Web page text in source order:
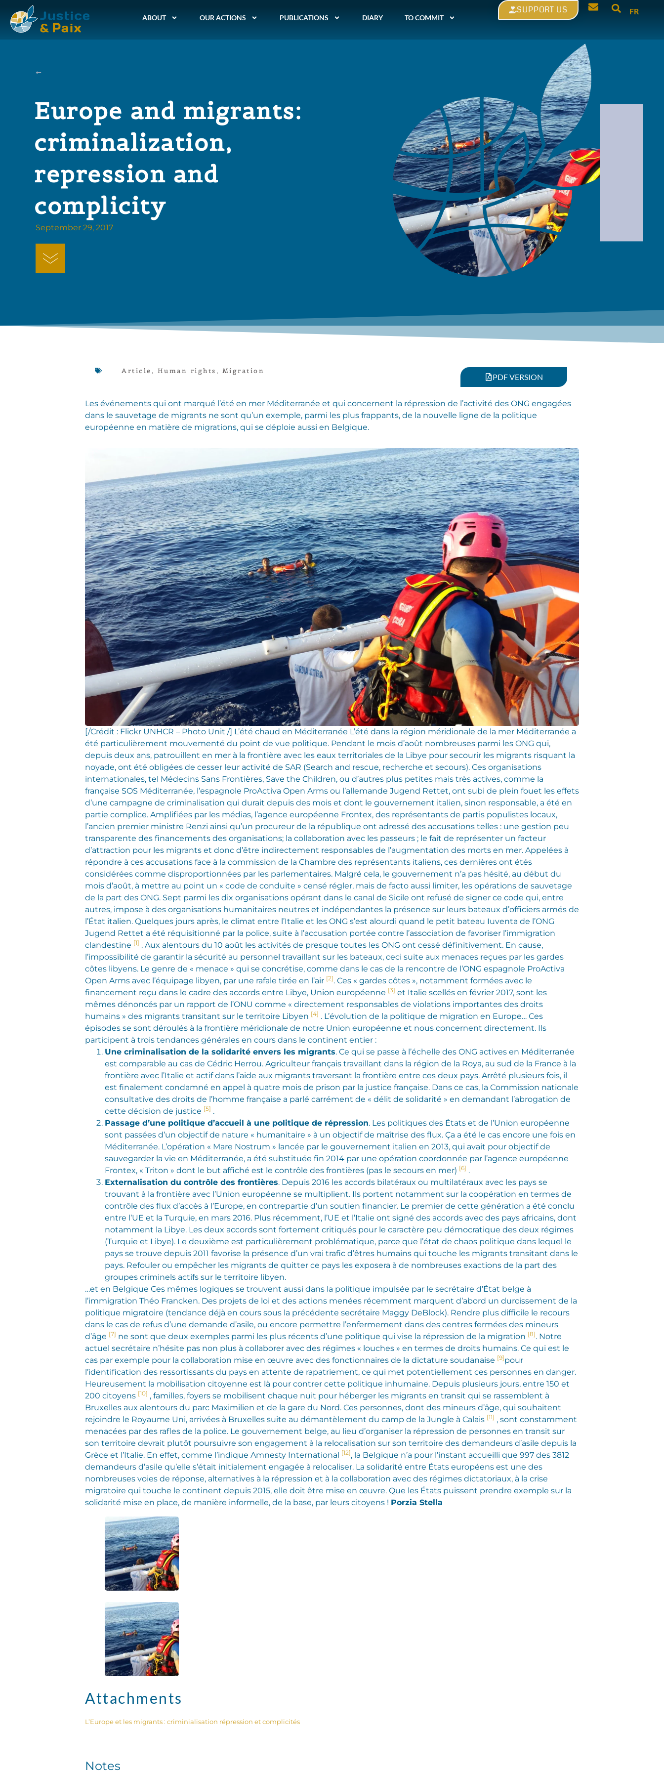
ABOUT OUR ACTIONS PUBLICATIONS DIARY TO COMMIT
SUPPORT US FR
Europe and migrants:
criminalization,
repression and
complicity
September 29, 2017
Article , Human rights , Migration
PDF VERSION
Les événements qui ont marqué l’été en mer Méditerranée et qui concernent la répression de l’activité des ONG engagées
dans le sauvetage de migrants ne sont qu’un exemple, parmi les plus frappants, de la nouvelle ligne de la politique
européenne en matière de migrations, qui se déploie aussi en Belgique.
[/Crédit : Flickr UNHCR – Photo Unit /] L’été chaud en Méditerranée L’été dans la région méridionale de la mer Méditerranée a
été particulièrement mouvementé du point de vue politique. Pendant le mois d’août nombreuses parmi les ONG qui,
depuis deux ans, patrouillent en mer à la frontière avec les eaux territoriales de la Libye pour secourir les migrants risquant la
noyade, ont été obligées de cesser leur activité de SAR (Search and rescue, recherche et secours). Ces organisations
internationales, tel Médecins Sans Frontières, Save the Children, ou d’autres plus petites mais très actives, comme la
française SOS Méditerranée, l’espagnole ProActiva Open Arms ou l’allemande Jugend Rettet, ont subi de plein fouet les effets
d’une campagne de criminalisation qui durait depuis des mois et dont le gouvernement italien, sinon responsable, a été en
partie complice. Amplifiées par les médias, l’agence européenne Frontex, des représentants de partis populistes locaux,
l’ancien premier ministre Renzi ainsi qu’un procureur de la république ont adressé des accusations telles : une gestion peu
transparente des financements des organisations; la collaboration avec les passeurs ; le fait de représenter un facteur
d’attraction pour les migrants et donc d’être indirectement responsables de l’augmentation des morts en mer. Appelées à
répondre à ces accusations face à la commission de la Chambre des représentants italiens, ces dernières ont étés
considérées comme disproportionnées par les parlementaires. Malgré cela, le gouvernement n’a pas hésité, au début du
mois d’août, à mettre au point un « code de conduite » censé régler, mais de facto aussi limiter, les opérations de sauvetage
de la part des ONG. Sept parmi les dix organisations opérant dans le canal de Sicile ont refusé de signer ce code qui, entre
autres, impose à des organisations humanitaires neutres et indépendantes la présence sur leurs bateaux d’officiers armés de
l’État italien. Quelques jours après, le climat entre l’Italie et les ONG s’est alourdi quand le petit bateau Iuventa de l’ONG
Jugend Rettet a été réquisitionné par la police, suite à l’accusation portée contre l’association de favoriser l’immigration
clandestine [1] . Aux alentours du 10 août les activités de presque toutes les ONG ont cessé définitivement. En cause,
l’impossibilité de garantir la sécurité au personnel travaillant sur les bateaux, ceci suite aux menaces reçues par les gardes
côtes libyens. Le genre de « menace » qui se concrétise, comme dans le cas de la rencontre de l’ONG espagnole ProActiva
Open Arms avec l’équipage libyen, par une rafale tirée en l’air [2]. Ces « gardes côtes », notamment formées avec le
financement reçu dans le cadre des accords entre Libye, Union européenne [3] et Italie scellés en février 2017, sont les
mêmes dénoncés par un rapport de l’ONU comme « directement responsables de violations importantes des droits
humains » des migrants transitant sur le territoire Libyen [4] . L’évolution de la politique de migration en Europe… Ces
épisodes se sont déroulés à la frontière méridionale de notre Union européenne et nous concernent directement. Ils
participent à trois tendances générales en cours dans le continent entier :
Une criminalisation de la solidarité envers les migrants. Ce qui se passe à l’échelle des ONG actives en Méditerranée
est comparable au cas de Cédric Herrou. Agriculteur français travaillant dans la région de la Roya, au sud de la France à la
frontière avec l’Italie et actif dans l’aide aux migrants traversant la frontière entre ces deux pays. Arrêté plusieurs fois, il
est finalement condamné en appel à quatre mois de prison par la justice française. Dans ce cas, la Commission nationale
consultative des droits de l’homme française a parlé carrément de « délit de solidarité » en demandant l’abrogation de
cette décision de justice [5] .
Passage d’une politique d’accueil à une politique de répression. Les politiques des États et de l’Union européenne
sont passées d’un objectif de nature « humanitaire » à un objectif de maîtrise des flux. Ça a été le cas encore une fois en
Méditerranée. L’opération « Mare Nostrum » lancée par le gouvernement italien en 2013, qui avait pour objectif de
sauvegarder la vie en Méditerranée, a été substituée fin 2014 par une opération coordonnée par l’agence européenne
Frontex, « Triton » dont le but affiché est le contrôle des frontières (pas le secours en mer) [6] .
Externalisation du contrôle des frontières. Depuis 2016 les accords bilatéraux ou multilatéraux avec les pays se
trouvant à la frontière avec l’Union européenne se multiplient. Ils portent notamment sur la coopération en termes de
contrôle des flux d’accès à l’Europe, en contrepartie d’un soutien financier. Le premier de cette génération a été conclu
entre l’UE et la Turquie, en mars 2016. Plus récemment, l’UE et l’Italie ont signé des accords avec des pays africains, dont
notamment la Libye. Les deux accords sont fortement critiqués pour le caractère peu démocratique des deux régimes
(Turquie et Libye). Le deuxième est particulièrement problématique, parce que l’état de chaos politique dans lequel le
pays se trouve depuis 2011 favorise la présence d’un vrai trafic d’êtres humains qui touche les migrants transitant dans le
pays. Refouler ou empêcher les migrants de quitter ce pays les exposera à de nombreuses exactions de la part des
groupes criminels actifs sur le territoire libyen.
…et en Belgique Ces mêmes logiques se trouvent aussi dans la politique impulsée par le secrétaire d’État belge à
l’immigration Théo Francken. Des projets de loi et des actions menées récemment marquent d’abord un durcissement de la
politique migratoire (tendance déjà en cours sous la précédente secrétaire Maggy DeBlock). Rendre plus difficile le recours
dans le cas de refus d’une demande d’asile, ou encore permettre l’enfermement dans des centres fermées des mineurs
d’âge [7] ne sont que deux exemples parmi les plus récents d’une politique qui vise la répression de la migration [8]. Notre
actuel secrétaire n’hésite pas non plus à collaborer avec des régimes « louches » en termes de droits humains. Ce qui est le
cas par exemple pour la collaboration mise en œuvre avec des fonctionnaires de la dictature soudanaise [9]pour
l’identification des ressortissants du pays en attente de rapatriement, ce qui met potentiellement ces personnes en danger.
Heureusement la mobilisation citoyenne est là pour contrer cette politique inhumaine. Depuis plusieurs jours, entre 150 et
200 citoyens [10] , familles, foyers se mobilisent chaque nuit pour héberger les migrants en transit qui se rassemblent à
Bruxelles aux alentours du parc Maximilien et de la gare du Nord. Ces personnes, dont des mineurs d’âge, qui souhaitent
rejoindre le Royaume Uni, arrivées à Bruxelles suite au démantèlement du camp de la Jungle à Calais [11] , sont constamment
menacées par des rafles de la police. Le gouvernement belge, au lieu d’organiser la répression de personnes en transit sur
son territoire devrait plutôt poursuivre son engagement à la relocalisation sur son territoire des demandeurs d’asile depuis la
Grèce et l’Italie. En effet, comme l’indique Amnesty International [12], la Belgique n’a pour l’instant accueilli que 997 des 3812
demandeurs d’asile qu’elle s’était initialement engagée à relocaliser. La solidarité entre États européens est une des
nombreuses voies de réponse, alternatives à la répression et à la collaboration avec des régimes dictatoriaux, à la crise
migratoire qui touche le continent depuis 2015, elle doit être mise en œuvre. Que les États puissent prendre exemple sur la
solidarité mise en place, de manière informelle, de la base, par leurs citoyens ! Porzia Stella
Attachments
L’Europe et les migrants : criminialisation répression et complicités
Notes